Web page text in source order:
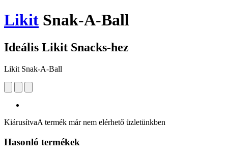
Likit Snak-A-Ball
Ideális Likit Snacks-hez
Likit Snak-A-Ball
KiárusítvaA termék már nem elérhető üzletünkben
Hasonló termékek